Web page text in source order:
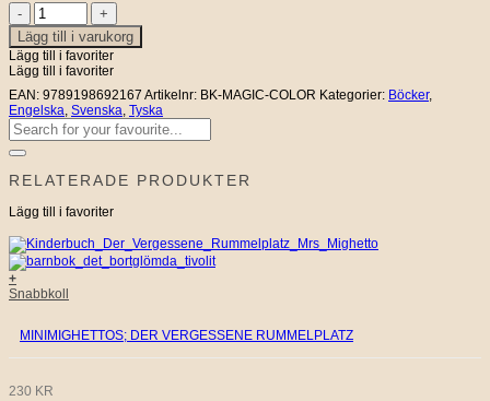
Målarbok
-
the
Magical
world
of
Minimigettos
mängd
Lägg till i varukorg
Lägg till i favoriter
Lägg till i favoriter
EAN: 9789198692167 Artikelnr: BK-MAGIC-COLOR Kategorier: Böcker,
Engelska, Svenska, Tyska
Sök
efter:
RELATERADE PRODUKTER
Lägg till i favoriter
+
Snabbkoll
MINIMIGHETTOS; DER VERGESSENE RUMMELPLATZ
230 KR